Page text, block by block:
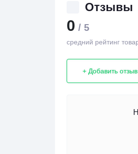
Отзывы
0 / 5
средний рейтинг
+ Добавить отзыв